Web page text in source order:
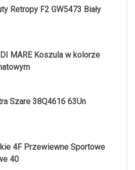
Retropy F2 GW5473 Biały
DI MARE Koszula w kolorze
Szare 38Q4616 63Un
4F Przewiewne Sportowe
40